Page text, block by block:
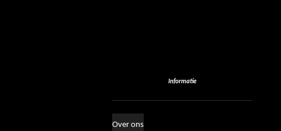
Informatie
Over ons